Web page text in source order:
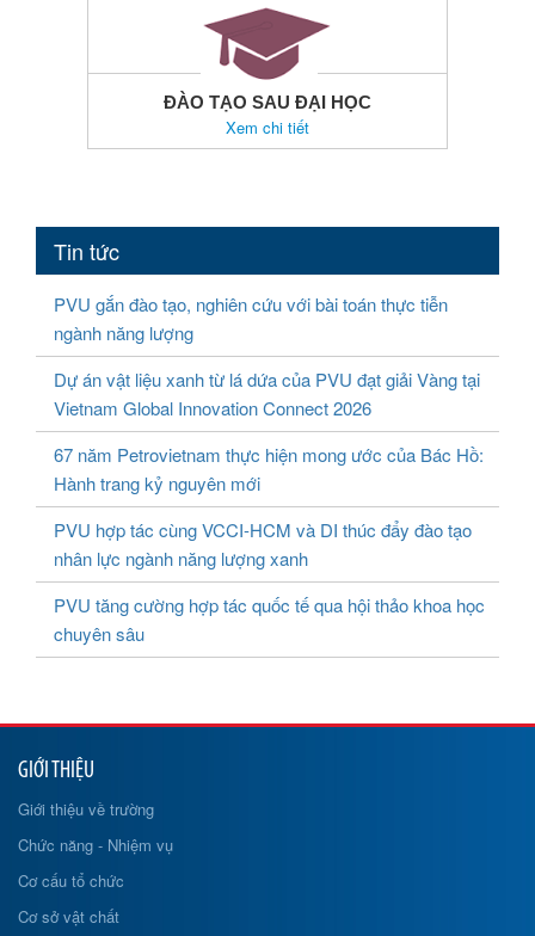
ĐÀO TẠO SAU ĐẠI HỌC
Xem chi tiết
Tin tức
PVU gắn đào tạo, nghiên cứu với bài toán thực tiễn
ngành năng lượng
Dự án vật liệu xanh từ lá dứa của PVU đạt giải Vàng tại
Vietnam Global Innovation Connect 2026
67 năm Petrovietnam thực hiện mong ước của Bác Hồ:
Hành trang kỷ nguyên mới
PVU hợp tác cùng VCCI-HCM và DI thúc đẩy đào tạo
nhân lực ngành năng lượng xanh
PVU tăng cường hợp tác quốc tế qua hội thảo khoa học
chuyên sâu
GIỚI THIỆU
Giới thiệu về trường
Chức năng - Nhiệm vụ
Cơ cấu tổ chức
Cơ sở vật chất